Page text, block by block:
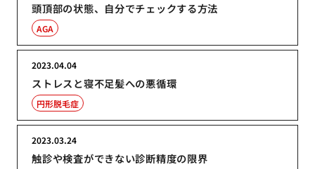
頭頂部の状態、自分でチェックする方法
AGA
ストレスと寝不足髪への悪循環
2023.04.04
円形脱毛症
触診や検査ができない診断精度の限界
2023.03.24